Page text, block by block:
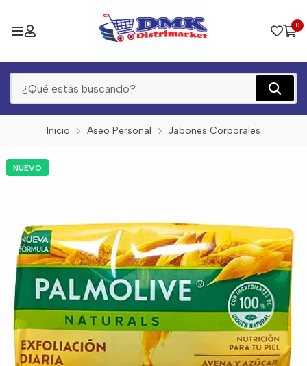
0
Inicio Aseo Personal Jabones Corporales
NUEVO